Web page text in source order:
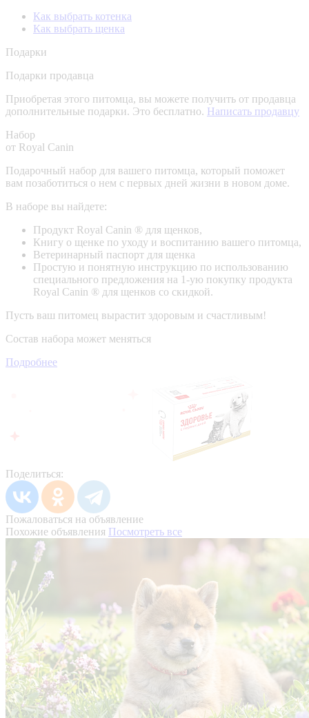
Как выбрать котенка
Как выбрать щенка
Подарки
Подарки продавца
Приобретая этого питомца, вы можете получить от продавца
дополнительные подарки. Это бесплатно. Написать продавцу
Набор
от Royal Canin
Подарочный набор для вашего питомца, который поможет
вам позаботиться о нем с первых дней жизни в новом доме.
В наборе вы найдете:
Продукт Royal Canin ® для щенков,
Книгу о щенке по уходу и воспитанию вашего питомца,
Ветеринарный паспорт для щенка
Простую и понятную инструкцию по использованию
специального предложения на 1-ую покупку продукта
Royal Canin ® для щенков со скидкой.
Пусть ваш питомец вырастит здоровым и счастливым!
Состав набора может меняться
Подробнее
Поделиться:
Пожаловаться на объявление
Похожие объявления Посмотреть все